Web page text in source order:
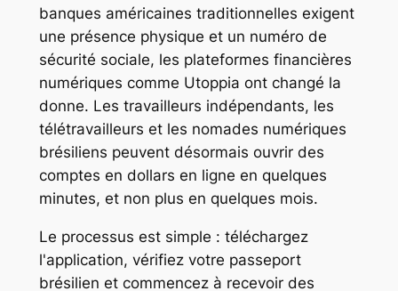
banques américaines traditionnelles exigent
une présence physique et un numéro de
sécurité sociale, les plateformes financières
numériques comme Utoppia ont changé la
donne. Les travailleurs indépendants, les
télétravailleurs et les nomades numériques
brésiliens peuvent désormais ouvrir des
comptes en dollars en ligne en quelques
minutes, et non plus en quelques mois.
Le processus est simple : téléchargez
l'application, vérifiez votre passeport
brésilien et commencez à recevoir des